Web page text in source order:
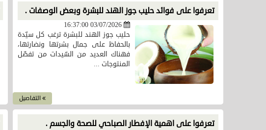
تعرفوا على فوائد حليب جوز الهند للبشرة وبعض الوصفات .
حليب جوز الهند للبشرة ترغب كل سيّدة
بالحفاظ على جمال بشرتها ونضارتها،
فهناك العديد من السّيدات من تفضّل
المنتوجات ...
التفاصيل
تعرفوا على اهمية الإفطار الصباحي للصحة والجسم .